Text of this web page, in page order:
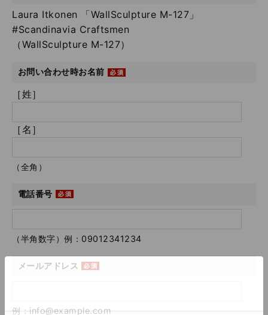
Laura Itkonen 「WallSculpture M-127」
#Scandinavia Craftsmen
（WallSculpture M-127）
お問い合わせ時お名前
［姓］
［名］
（全角）
電話番号
（半角数字）例：09012341234
メールアドレス
例：info@example.com